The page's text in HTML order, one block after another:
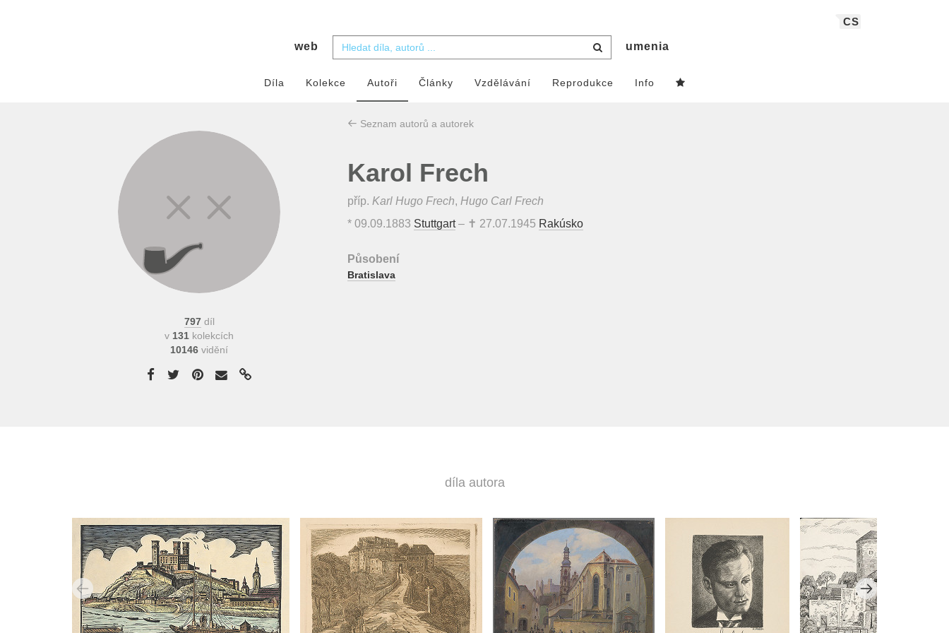
CS
web umenia
Díla Kolekce Autoři Články Vzdělávání Reprodukce Info
797díl
v 131 kolekcích
10146 vidění
Seznam autorů a autorek
Karol Frech
příp. Karl Hugo Frech, Hugo Carl Frech
* 09.09.1883 Stuttgart– ✝ 27.07.1945 Rakúsko
Působení
Bratislava
díla autora